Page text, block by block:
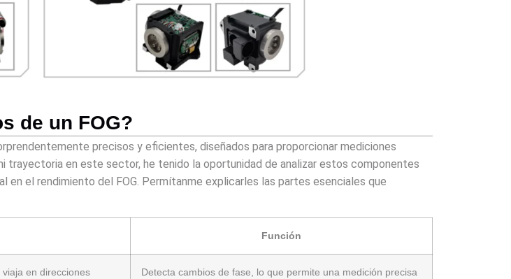
de un FOG?
precisos y eficientes, diseñados para proporcionar mediciones
trayectoria en este sector, he tenido la oportunidad de analizar estos componentes
en el rendimiento del FOG. Permítanme explicarles las partes esenciales que
Función
en direcciones
Detecta cambios de fase, lo que permite una medición precisa